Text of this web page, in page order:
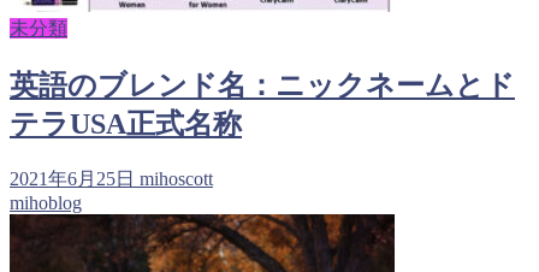
未分類
英語のブレンド名：ニックネームとド
テラUSA正式名称
2021年6月25日 mihoscott
mihoblog